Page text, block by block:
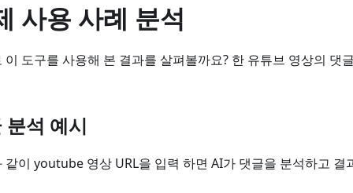
사용 사례 분석
이 도구를 사용해 본 결과를 살펴볼까요? 한 유튜브 영상의 댓
분석 예시
같이 youtube 영상 URL을 입력 하면 AI가 댓글을 분석하고 결